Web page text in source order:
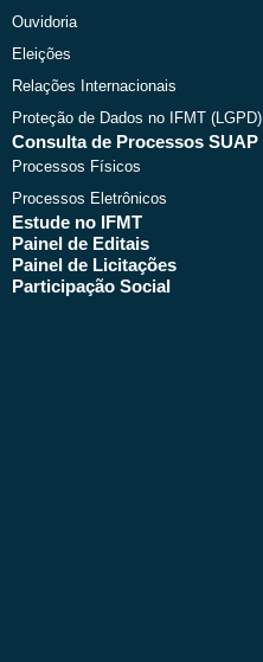
Ouvidoria
Eleições
Relações Internacionais
Proteção de Dados no IFMT (LGPD)
Consulta de Processos SUAP
Processos Físicos
Processos Eletrônicos
Estude no IFMT
Painel de Editais
Painel de Licitações
Participação Social